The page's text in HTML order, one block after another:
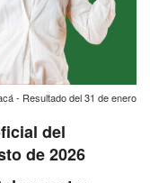
- Resultado del 31 de enero
del
de 2026